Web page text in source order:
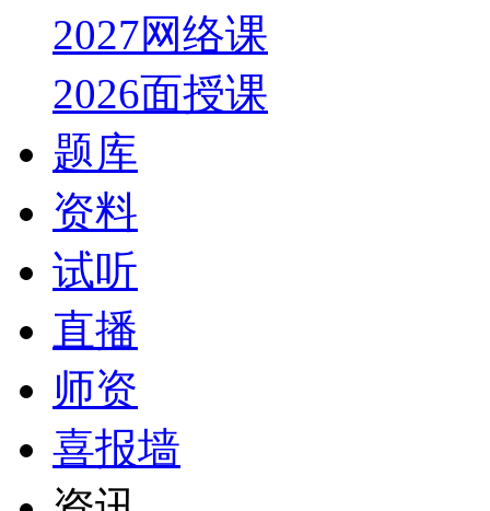
2027网络课
2026面授课
题库
资料
试听
直播
师资
喜报墙